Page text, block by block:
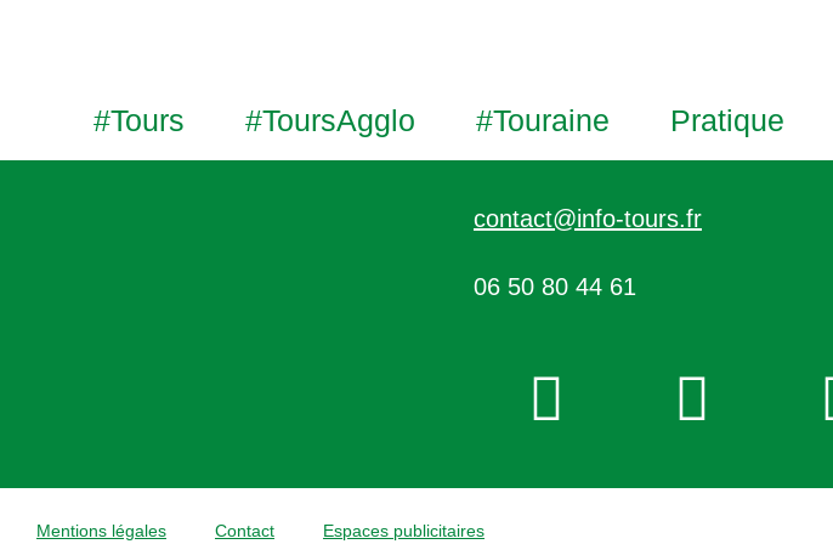
#Tours #ToursAgglo #Touraine Pratique
contact@info-tours.fr
06 50 80 44 61
Mentions légales Contact Espaces publicitaires